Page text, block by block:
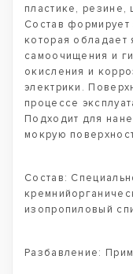
пластике, резине,
Состав формирует
которая
самоочищения и
окисления и
электрики.
процессе
Подходит для
мокрую
Состав:
изопропиловый
Разбавление: